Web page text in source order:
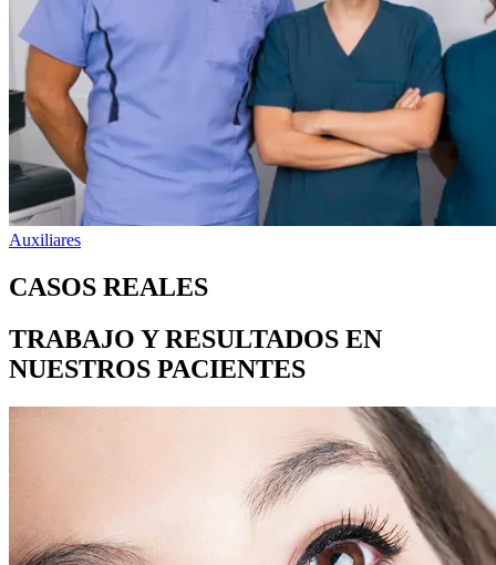
Auxiliares
CASOS REALES
TRABAJO Y RESULTADOS EN
NUESTROS PACIENTES